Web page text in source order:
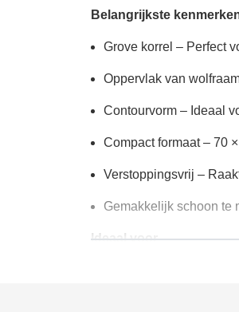
Belangrijkste
Grove korrel – Perfect
Oppervlak van
Contourvorm – Ideaal
Compact formaat – 70
Verstoppingsvrij –
Gemakkelijk schoon te
Ideaal voor